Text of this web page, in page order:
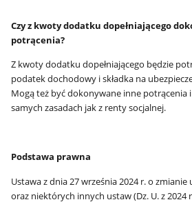
Czy z kwoty dodatku dopełniającego
potrącenia?
Z kwoty dodatku dopełniającego będzie
podatek dochodowy i składka na
Mogą też być dokonywane inne potrącenia
samych zasadach jak z renty socjalnej.
Podstawa prawna
Ustawa z dnia 27 września 2024 r. o
oraz niektórych innych ustaw (Dz. U. z 2024